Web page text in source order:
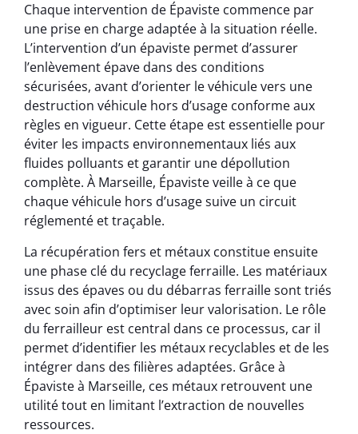
Chaque intervention de Épaviste commence par
une prise en charge adaptée à la situation réelle.
L’intervention d’un épaviste permet d’assurer
l’enlèvement épave dans des conditions
sécurisées, avant d’orienter le véhicule vers une
destruction véhicule hors d’usage conforme aux
règles en vigueur. Cette étape est essentielle pour
éviter les impacts environnementaux liés aux
fluides polluants et garantir une dépollution
complète. À Marseille, Épaviste veille à ce que
chaque véhicule hors d’usage suive un circuit
réglementé et traçable.
La récupération fers et métaux constitue ensuite
une phase clé du recyclage ferraille. Les matériaux
issus des épaves ou du débarras ferraille sont triés
avec soin afin d’optimiser leur valorisation. Le rôle
du ferrailleur est central dans ce processus, car il
permet d’identifier les métaux recyclables et de les
intégrer dans des filières adaptées. Grâce à
Épaviste à Marseille, ces métaux retrouvent une
utilité tout en limitant l’extraction de nouvelles
ressources.